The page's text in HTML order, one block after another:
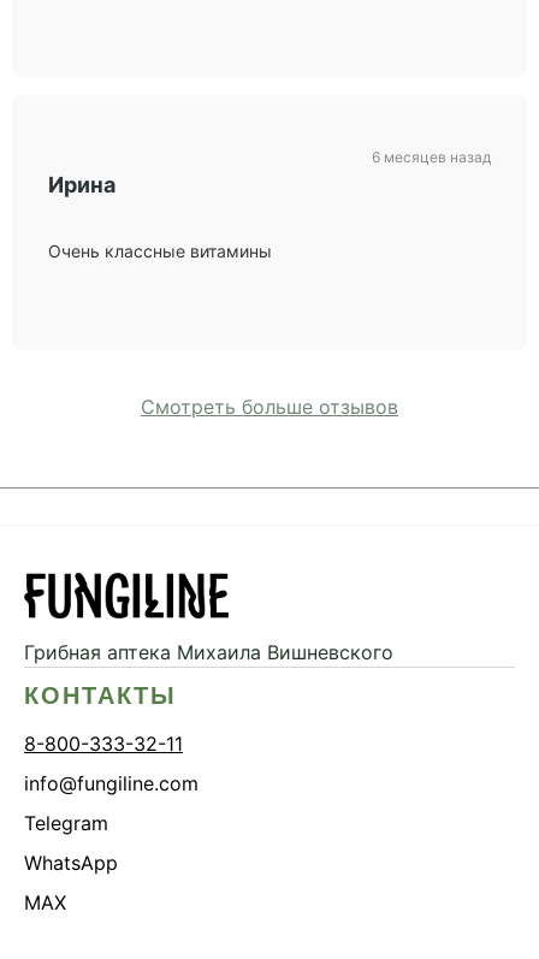
Ирина
Очень классные витамины
6 месяцев назад
Смотреть больше отзывов
Грибная аптека Михаила Вишневского
КОНТАКТЫ
8-800-333-32-11
info@fungiline.com
Telegram
WhatsApp
MAX